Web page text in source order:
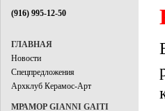
(916) 995-12-50
ГЛАВНАЯ
Новости
Спецпредложения
Архклуб Керамос-Арт
МРАМОР GIANNI GAITI